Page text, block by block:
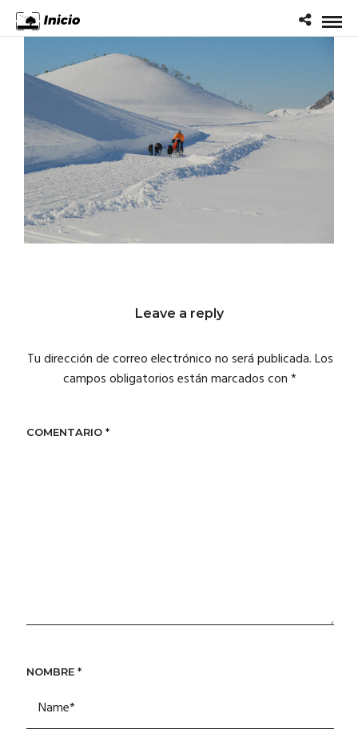
Leave a reply
Tu dirección de correo electrónico no será publicada.Los
campos obligatorios están marcados con*
COMENTARIO *
NOMBRE *